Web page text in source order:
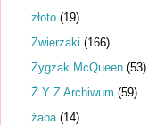
złoto (19)
Zwierzaki (166)
Zygzak McQueen (53)
Ż Y Z Archiwum (59)
żaba (14)